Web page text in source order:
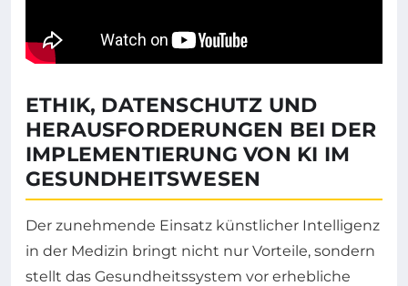
ETHIK, DATENSCHUTZ UND
HERAUSFORDERUNGEN BEI DER
IMPLEMENTIERUNG VON KI IM
GESUNDHEITSWESEN
Der zunehmende Einsatz künstlicher Intelligenz
in der Medizin bringt nicht nur Vorteile, sondern
stellt das Gesundheitssystem vor erhebliche